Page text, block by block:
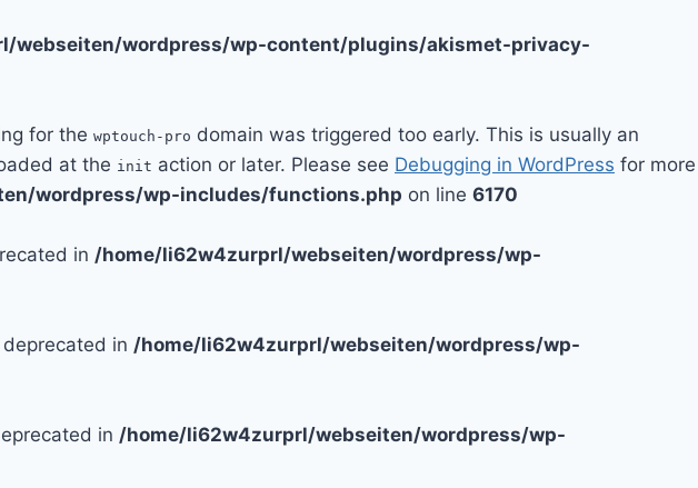
webseiten/wordpress/wp-content/plugins/akismet-privacy-
for the wptouch-pro domain was triggered too early. This is usually an
at the init action or later. Please see Debugging in WordPress for more
wordpress/wp-includes/functions.php on line 6170
in /home/li62w4zurprl/webseiten/wordpress/wp-
in /home/li62w4zurprl/webseiten/wordpress/wp-
in /home/li62w4zurprl/webseiten/wordpress/wp-